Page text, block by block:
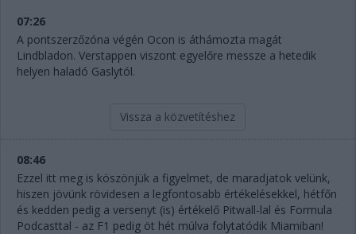
FORMULA
NEMZETKÖZI
HAZAI
RETRO
EGYÉB
PODCAST
PONTÁLLÁSOK
07:26
A pontszerzőzóna végén Ocon is áthámozta magát
Lindbladon. Verstappen viszont egyelőre messze a hetedik
helyen haladó Gaslytól.
Vissza a közvetítéshez
08:46
Ezzel itt meg is köszönjük a figyelmet, de maradjatok velünk,
hiszen jövünk rövidesen a legfontosabb értékelésekkel, hétfőn
és kedden pedig a versenyt (is) értékelő Pitwall-lal és Formula
Podcasttal - az F1 pedig öt hét múlva folytatódik Miamiban!